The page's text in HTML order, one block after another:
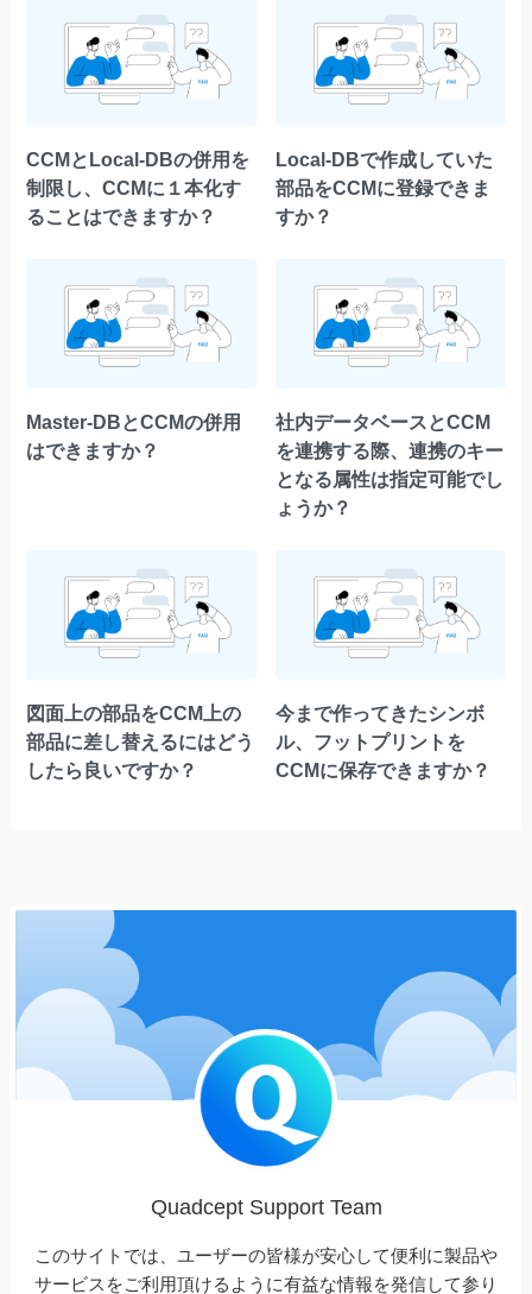
CCMとLocal-DBの併用を
制限し、CCMに１本化す
ることはできますか？
Local-DBで作成していた
部品をCCMに登録できま
すか？
Master-DBとCCMの併用
はできますか？
社内データベースとCCM
を連携する際、連携のキー
となる属性は指定可能でし
ょうか？
図面上の部品をCCM上の
部品に差し替えるにはどう
したら良いですか？
今まで作ってきたシンボ
ル、フットプリントを
CCMに保存できますか？
Quadcept Support Team
このサイトでは、ユーザーの皆様が安心して便利に製品や
サービスをご利用頂けるように有益な情報を発信して参り